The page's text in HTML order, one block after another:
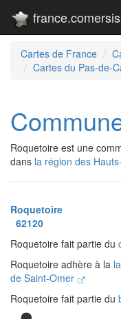
Cartes de France
Cartes du Pas-de-
Roquetoire est une
dans la région des
Roquetoire
62120
Roquetoire fait partie du
Roquetoire adhère à la
de Saint-Omer
Roquetoire fait partie du